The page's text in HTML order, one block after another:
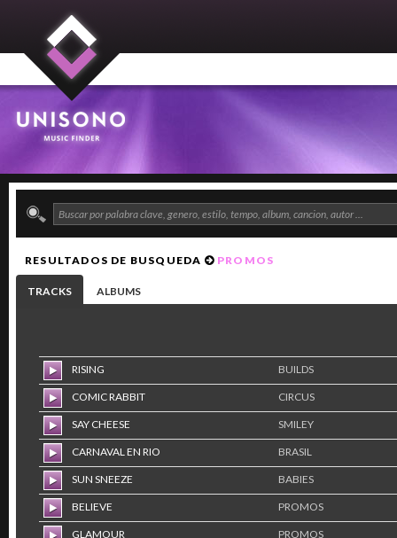
RESULTADOS DE BUSQUEDA PROMOS
TRACKS ALBUMS
RISING BUILDS
COMIC RABBIT CIRCUS
SAY CHEESE SMILEY
CARNAVAL EN RIO BRASIL
SUN SNEEZE BABIES
BELIEVE PROMOS
GLAMOUR PROMOS